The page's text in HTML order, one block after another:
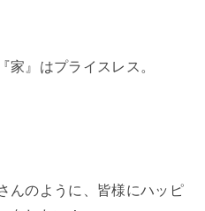
家』はプライスレス。
んのように、皆様にハッピ